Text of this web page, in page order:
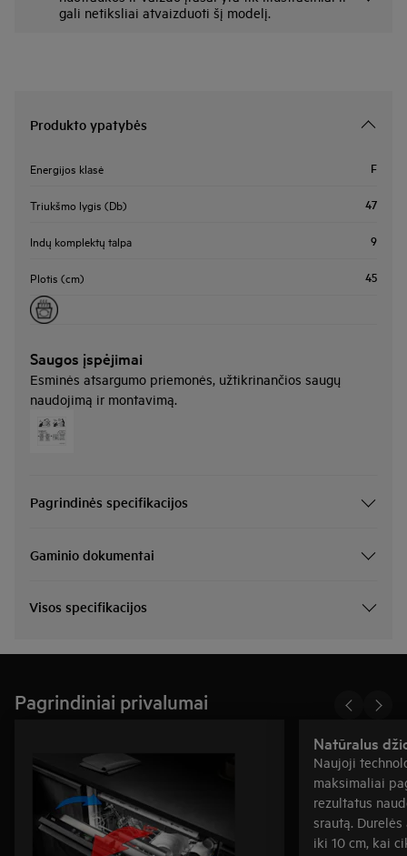
gali netiksliai atvaizduoti šį modelį.
Produkto ypatybės
Energijos klasė F
Triukšmo lygis (Db) 47
Indų komplektų talpa 9
Plotis (cm) 45
Saugos įspėjimai
Esminės atsargumo priemonės, užtikrinančios saugų
naudojimą ir montavimą.
Pagrindinės specifikacijos
Gaminio dokumentai
Visos specifikacijos
Pagrindiniai privalumai
Natūralus
Naujoji
maksimaliai
rezultatus
srautą.
iki 10 cm, kai